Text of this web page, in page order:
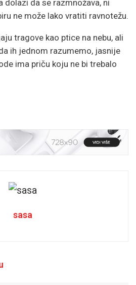
dolazi da se razmnožava, ni
ne može lako vratiti ravnotežu.
tragove kao ptice na nebu, ali
ih jednom razumemo, jasnije
ima priču koju ne bi trebalo
sasa